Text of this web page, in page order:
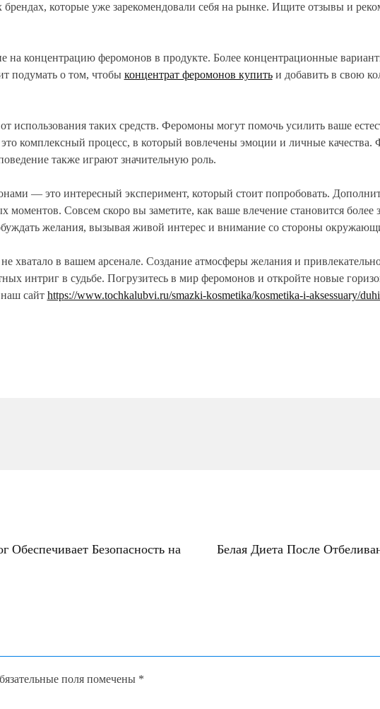
брендах, которые уже зарекомендовали себя на рынке. Ищите отзывы и
на концентрацию феромонов в продукте. Более концентрационные
подумать о том, чтобы концентрат феромонов купитьи добавить в свою
использования таких средств. Феромоны могут помочь усилить ваше
комплексный процесс, в который вовлечены эмоции и личные качества.
также играют значительную роль.
— это интересный эксперимент, который стоит попробовать.
Совсем скоро вы заметите, как ваше влечение становится
желания, вызывая живой интерес и внимание со стороны
хватало в вашем арсенале. Создание атмосферы желания и
интриг в судьбе. Погрузитесь в мир феромонов и откройте новые
сайт https://www.tochkalubvi.ru/smazki-kosmetika/kosmetika-i-aksessuary/
Безопасность на
Белая Диета После
поля помечены *